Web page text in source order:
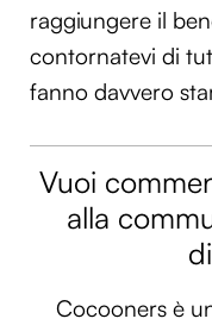
raggiungere il
contornatevi di
fanno davvero
Vuoi
alla
Cocooners è